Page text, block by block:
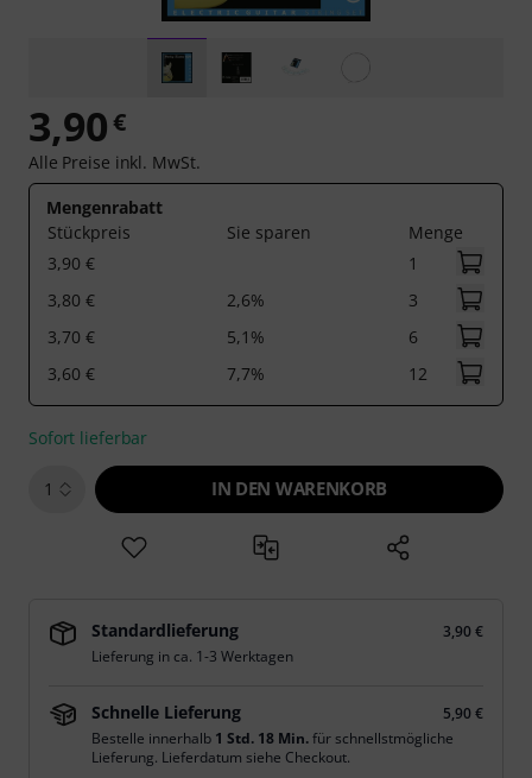
3,90€
Alle Preise inkl. MwSt.
Mengenrabatt
Stückpreis
Sie sparen
Menge
3,90 €
1
3,80 €
2,6%
3
3,70 €
5,1%
6
3,60 €
7,7% 12
Sofort lieferbar
1 IN DEN WARENKORB
Standardlieferung
3,90 €
Lieferung in ca. 1-3 Werktagen
Schnelle Lieferung
5,90 €
Bestelle innerhalb 1 Std. 18 Min.für schnellstmögliche
Lieferung. Lieferdatum siehe Checkout.